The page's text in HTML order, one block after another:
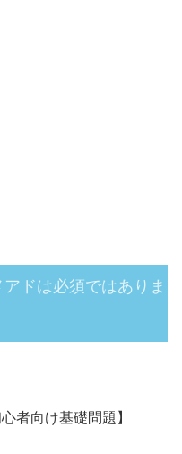
ドは必須ではありま
者向け基礎問題】